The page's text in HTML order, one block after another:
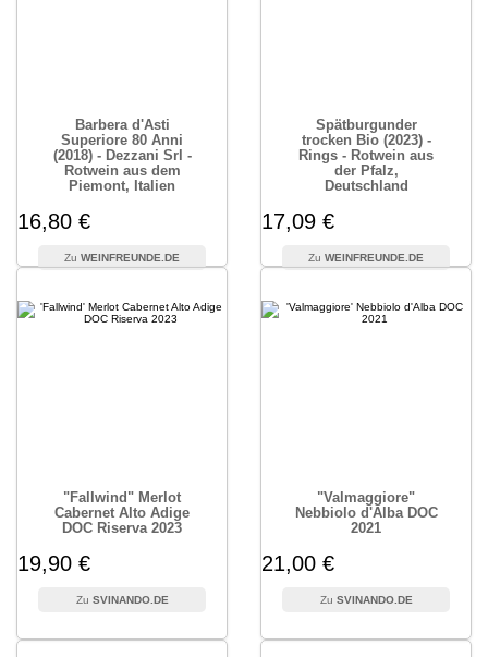
Barbera d'Asti
Superiore 80 Anni
(2018) - Dezzani Srl -
Rotwein aus dem
Piemont, Italien
16,80 €
WEINFREUNDE.DE
Spätburgunder
trocken Bio (2023) -
Rings - Rotwein aus
der Pfalz,
Deutschland
17,09 €
WEINFREUNDE.DE
"Fallwind" Merlot
Cabernet Alto Adige
DOC Riserva 2023
19,90 €
SVINANDO.DE
"Valmaggiore"
Nebbiolo d'Alba DOC
2021
21,00 €
SVINANDO.DE